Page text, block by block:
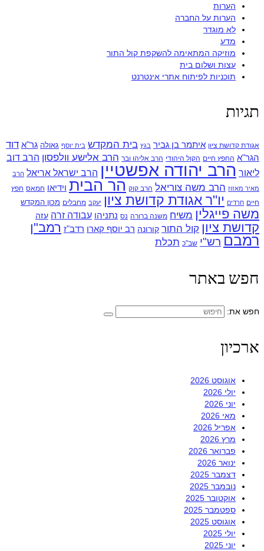
הערות
הערות על החברה
לא מוגדר
מדע
מוזיקה המתאימה להשקפת קול התור
עצות ושלום בית
תוכניות לפיתוח אתרי אינטרנט
תגיות
אגודת קדושת ציון איתמר בן גביר בגץ בית המקדש בית יוסף גאולה גר"א דוד
הגר"א החפץ חיים הקול היהודי הרב אליהו ובר הרב אלישע וולפסון הרב דוב
ליאור הרב יהודה אפשטיין הרב ישראל אריאל הרב
מאיר מאזוז הרב משה צוריאל הרב קוק הר הבית וידיאו חמאס חפץ
חיים חרדים יו"ר אגודת קדושת ציון יעקב מחבלים מכון המקדש
משה פייגלין משיח משנה ברורה נס נתניהו עבודה זרה עזה
קדושת ציון קול התור קורונה רב יוסף קארו רדב"ז רמב"ן
רמבם רש"י שב"כ תכלת
חפש באתר
חפש את:
ארכיון
אוגוסט 2026
יולי 2026
יוני 2026
מאי 2026
אפריל 2026
מרץ 2026
פברואר 2026
ינואר 2026
דצמבר 2025
נובמבר 2025
אוקטובר 2025
ספטמבר 2025
אוגוסט 2025
יולי 2025
יוני 2025